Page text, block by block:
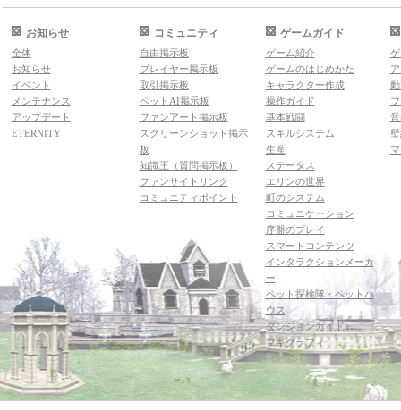
お知らせ
全体
お知らせ
イベント
メンテナンス
アップデート
ETERNITY
コミュニティ
自由掲示板
プレイヤー掲示板
取引掲示板
ペットAI掲示板
ファンアート掲示板
スクリーンショット掲示
板
知識王（質問掲示板）
ファンサイトリンク
コミュニティポイント
ゲームガイド
ゲーム紹介
ゲームのはじめかた
キャラクター作成
操作ガイド
基本戦闘
スキルシステム
生産
ステータス
エリンの世界
町のシステム
コミュニケーション
序盤のプレイ
スマートコンテンツ
インタラクションメーカ
ー
ペット探検隊・ペットハ
ウス
ダンジョンガイド
マギグラフィ